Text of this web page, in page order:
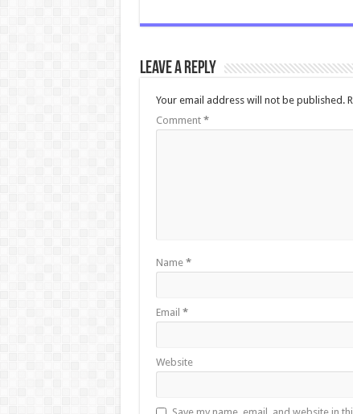
Leave a Reply
Your email address will not be published.
Comment *
Name *
Email *
Website